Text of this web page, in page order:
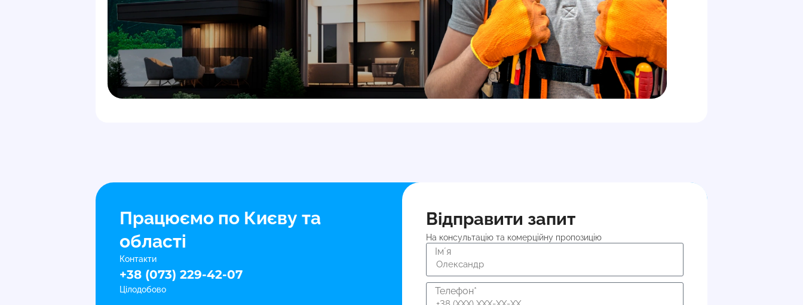
Працюємо по Києву та
області
Контакти
+38 (073) 229-42-07
Цілодобово
Відправити запит
На консультацію та комерційну пропозицію
Імʼя
Телефон*